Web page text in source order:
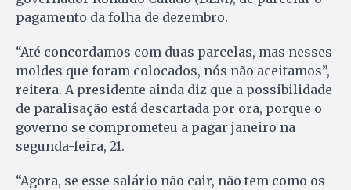
pagamento da folha de dezembro.
“Até concordamos com duas parcelas, mas nesses
moldes que foram colocados, nós não aceitamos”,
reitera. A presidente ainda diz que a possibilidade
de paralisação está descartada por ora, porque o
governo se comprometeu a pagar janeiro na
segunda-feira, 21.
“Agora, se esse salário não cair, não tem como os